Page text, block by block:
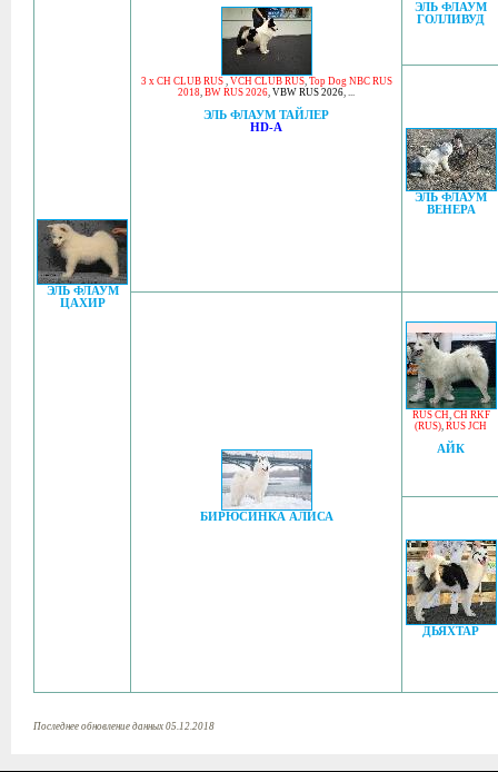
ЭЛЬ ФЛАУМ
ЦАХИР
3 x CH CLUB RUS, VCH CLUB RUS, Top Dog NBC RUS
2018, BW RUS 2026, VBW RUS 2026, ...
ЭЛЬ ФЛАУМ ТАЙЛЕР
HD-A
ЭЛЬ ФЛАУМ
ГОЛЛИВУД
ЭЛЬ ФЛАУМ
ВЕНЕРА
БИРЮСИНКА АЛИСА
RUS CH, CH RKF
(RUS), RUS JCH
АЙК
ДЬЯХТАР
Последнее обновление данных 05.12.2018